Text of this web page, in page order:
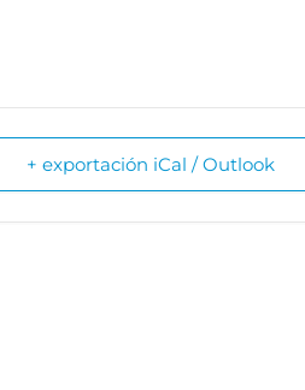
+ exportación iCal / Outlook